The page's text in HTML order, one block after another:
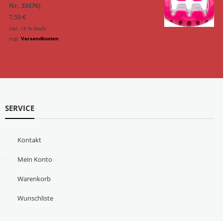
Nr. 33476)
7,59€
inkl. 19 % MwSt.
zzgl. Versandkosten
SERVICE
Kontakt
Mein Konto
Warenkorb
Wunschliste